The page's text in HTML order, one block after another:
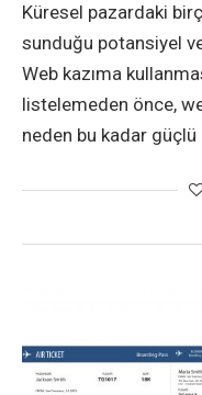
Küresel pazardaki
sunduğu potansiyel
Web kazıma
listelemeden önce,
neden bu kadar